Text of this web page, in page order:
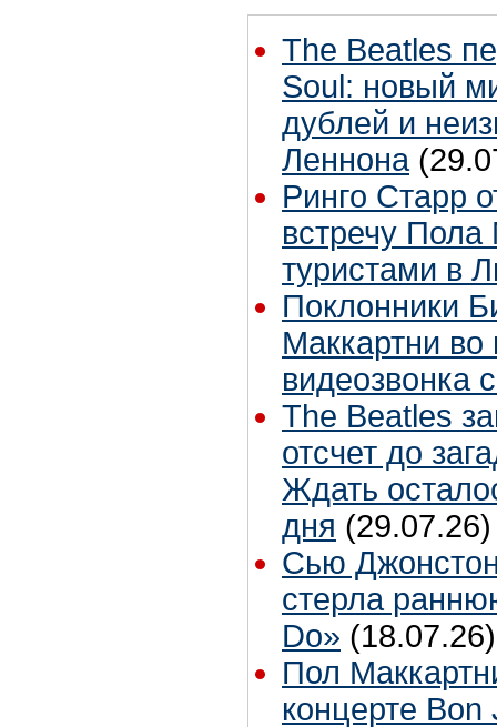
The Beatles
Soul: новый
дублей и
Леннона
Ринго Старр
встречу Пола
туристами в
Поклонники
Маккартни во
видеозвонка
The Beatles
отсчет до
Ждать
дня (29.07.26)
Сью
стерла
Do» (18.07.26)
Пол
концерте